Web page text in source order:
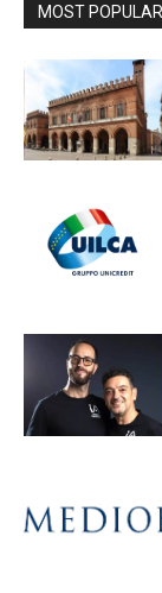
MOST POPULAR